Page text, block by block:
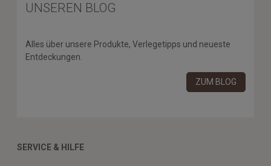
UNSEREN BLOG
Alles über unsere Produkte, Verlegetipps und neueste
Entdeckungen.
ZUM BLOG
SERVICE & HILFE